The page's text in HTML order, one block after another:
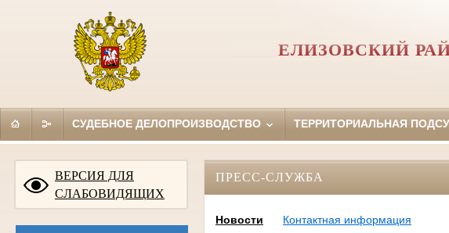
ЕЛИЗОВСКИЙ
СУДЕБНОЕ ДЕЛОПРОИЗВОДСТВО ТЕРРИТОРИАЛЬНАЯ
ВЕРСИЯ ДЛЯ
СЛАБОВИДЯЩИХ
ПРЕСС-СЛУЖБА
Новости
Контактная информация